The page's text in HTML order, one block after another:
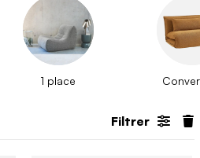
1 place
Filtrer